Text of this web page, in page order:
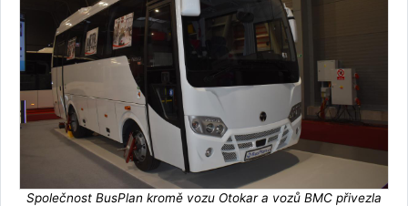
Společnost BusPlan kromě vozu Otokar a vozů BMC přivezla